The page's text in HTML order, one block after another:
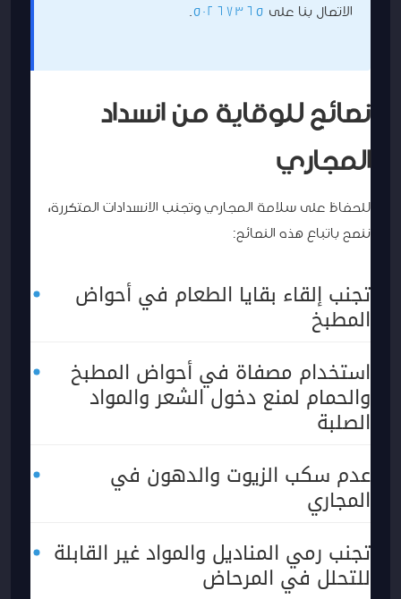
الاتصال بنا على 50267365
.
نصائح للوقاية من انسداد
المجاري
للحفاظ على سلامة المجاري وتجنب الانسدادات المتكررة،
ننصح باتباع هذه النصائح:
تجنب إلقاء بقايا الطعام في أحواض
المطبخ
استخدام مصفاة في أحواض المطبخ
والحمام لمنع دخول الشعر والمواد
الصلبة
عدم سكب الزيوت والدهون في
المجاري
تجنب رمي المناديل والمواد غير القابلة
للتحلل في المرحاض